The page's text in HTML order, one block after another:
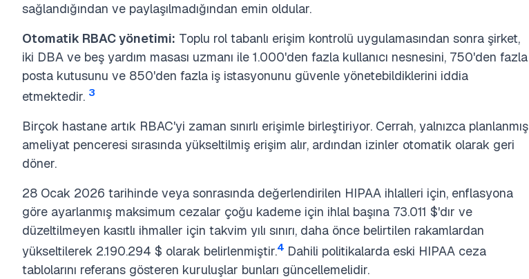
sağlandığından ve paylaşılmadığından emin oldular.
Otomatik RBAC yönetimi: Toplu rol tabanlı erişim kontrolü uygulamasından sonra şirket,
iki DBA ve beş yardım masası uzmanı ile 1.000'den fazla kullanıcı nesnesini, 750'den fazla
posta kutusunu ve 850'den fazla iş istasyonunu güvenle yönetebildiklerini iddia
etmektedir. 3
Birçok hastane artık RBAC'yi zaman sınırlı erişimle birleştiriyor. Cerrah, yalnızca planlanmış
ameliyat penceresi sırasında yükseltilmiş erişim alır, ardından izinler otomatik olarak geri
döner.
28 Ocak 2026 tarihinde veya sonrasında değerlendirilen HIPAA ihlalleri için, enflasyona
göre ayarlanmış maksimum cezalar çoğu kademe için ihlal başına 73.011 $'dır ve
düzeltilmeyen kasıtlı ihmaller için takvim yılı sınırı, daha önce belirtilen rakamlardan
yükseltilerek 2.190.294 $ olarak belirlenmiştir.4 Dahili politikalarda eski HIPAA ceza
tablolarını referans gösteren kuruluşlar bunları güncellemelidir.